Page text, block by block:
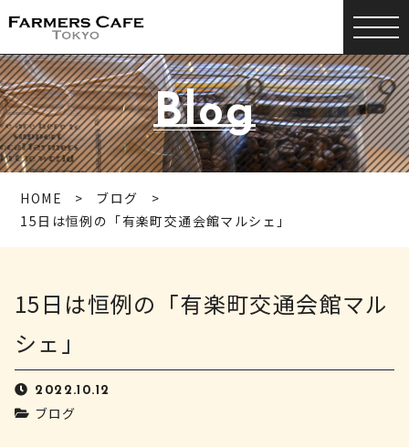
Blog
HOME
ブログ
15日は恒例の「有楽町交通会館マルシェ」
15日は恒例の「有楽町交通会館マル
シェ」
2022.10.12
ブログ